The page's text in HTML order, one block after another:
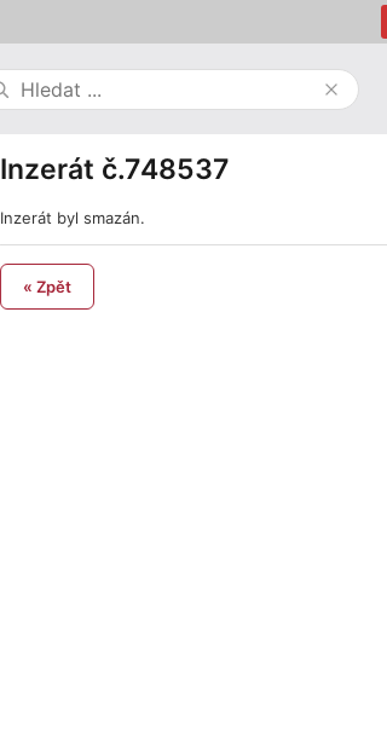
Inzerát č.748537
Inzerát byl smazán.
« Zpět